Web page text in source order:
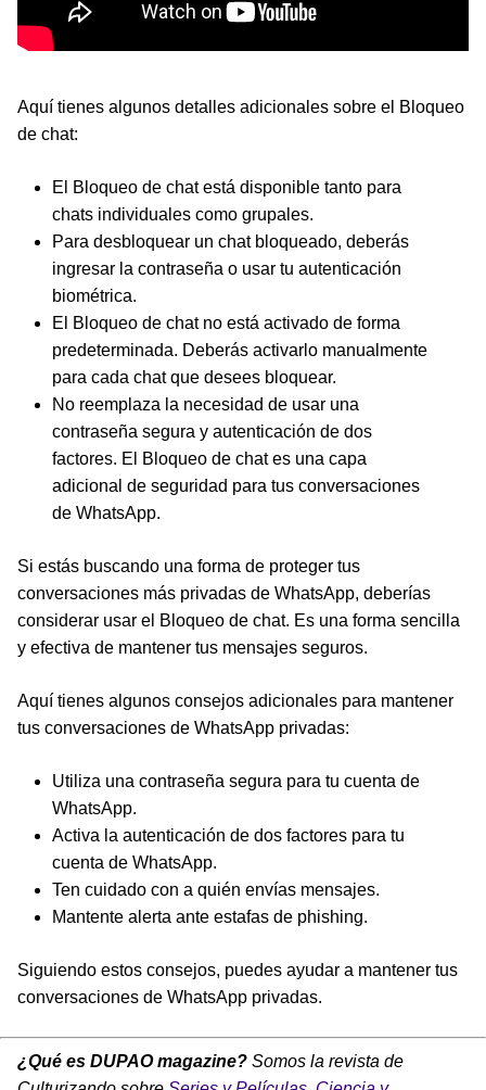
Aquí tienes algunos detalles adicionales sobre el Bloqueo
de chat:
El Bloqueo de chat está disponible tanto para
chats individuales como grupales.
Para desbloquear un chat bloqueado, deberás
ingresar la contraseña o usar tu autenticación
biométrica.
El Bloqueo de chat no está activado de forma
predeterminada. Deberás activarlo manualmente
para cada chat que desees bloquear.
No reemplaza la necesidad de usar una
contraseña segura y autenticación de dos
factores. El Bloqueo de chat es una capa
adicional de seguridad para tus conversaciones
de WhatsApp.
Si estás buscando una forma de proteger tus
conversaciones más privadas de WhatsApp, deberías
considerar usar el Bloqueo de chat. Es una forma sencilla
y efectiva de mantener tus mensajes seguros.
Aquí tienes algunos consejos adicionales para mantener
tus conversaciones de WhatsApp privadas:
Utiliza una contraseña segura para tu cuenta de
WhatsApp.
Activa la autenticación de dos factores para tu
cuenta de WhatsApp.
Ten cuidado con a quién envías mensajes.
Mantente alerta ante estafas de phishing.
Siguiendo estos consejos, puedes ayudar a mantener tus
conversaciones de WhatsApp privadas.
¿Qué es DUPAO magazine? Somos la revista de